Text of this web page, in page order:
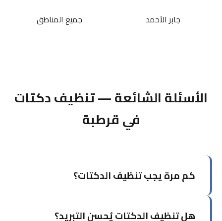
جابر الأحمد جميع المناطق
الأسئلة الشائعة — تنظيف دكتات
في قرطبة
كم مرة يجب تنظيف الدكتات؟
للاستخدام السكني العادي. للمباني التجارية أو التي
هل تنظيف الدكتات يُحسن التبريد؟